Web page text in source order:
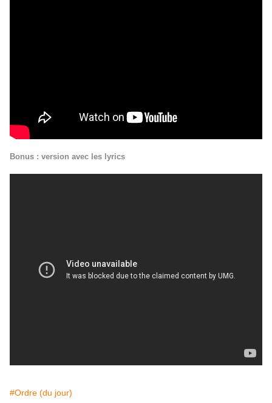
Bonus : version avec les lyrics
#Ordre (du jour)